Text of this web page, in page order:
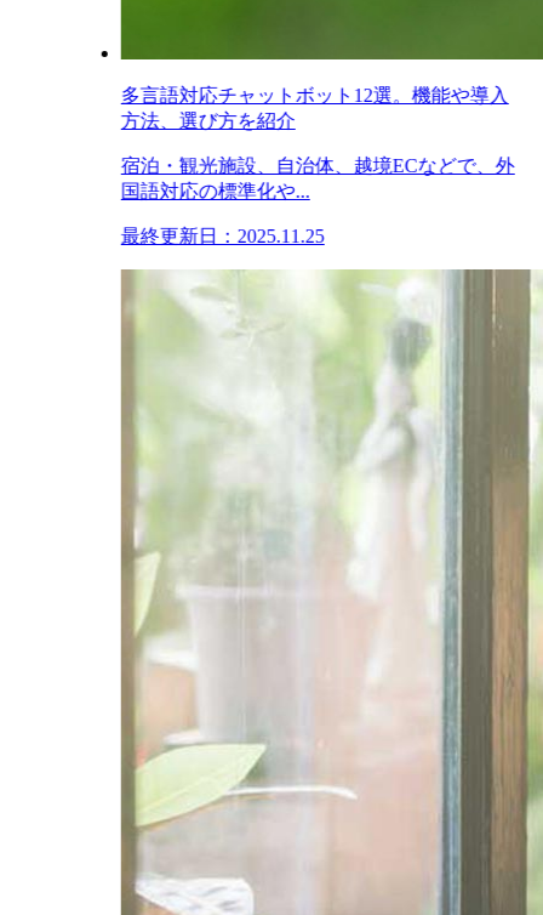
多言語対応チャットボット12選。機能や導入
方法、選び方を紹介
宿泊・観光施設、自治体、越境ECなどで、外
国語対応の標準化や...
最終更新日：2025.11.25